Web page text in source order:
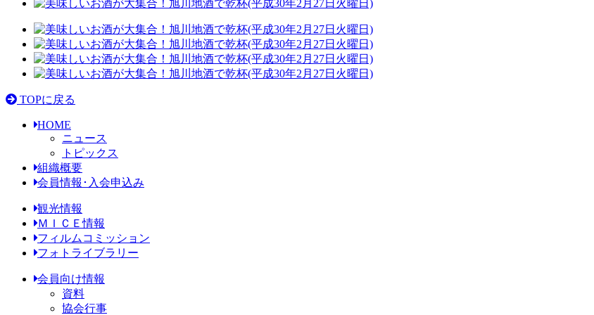
TOPに戻る
HOME
ニュース
トピックス
組織概要
会員情報･入会申込み
観光情報
ＭＩＣＥ情報
フィルムコミッション
フォトライブラリー
会員向け情報
資料
協会行事